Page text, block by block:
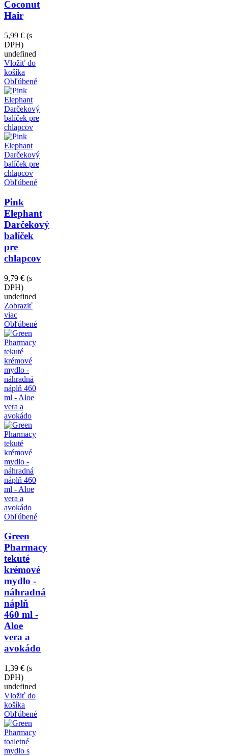
Coconut
Hair
5,99 € (s
DPH)
undefined
Vložiť do
košíka
Obľúbené
Obľúbené
Pink
Elephant
Darčekový
balíček
pre
chlapcov
9,79 € (s
DPH)
undefined
Zobraziť
viac
Obľúbené
Obľúbené
Green
Pharmacy
tekuté
krémové
mydlo -
náhradná
náplň
460 ml -
Aloe
vera a
avokádo
1,39 € (s
DPH)
undefined
Vložiť do
košíka
Obľúbené